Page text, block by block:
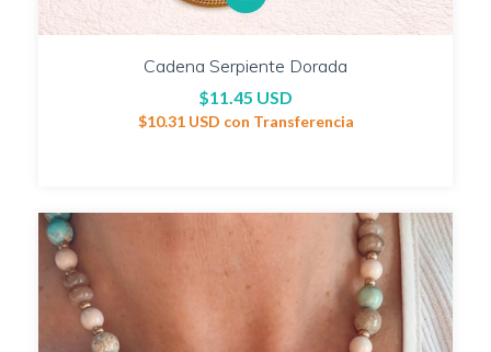
Cadena Serpiente Dorada
$11.45 USD
$10.31 USD con Transferencia